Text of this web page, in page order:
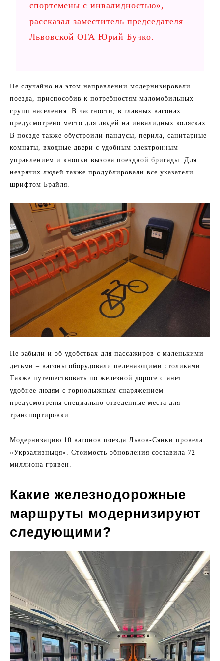
спортсмены с инвалидностью», –
рассказал заместитель председателя
Львовской ОГА Юрий Бучко.
Не случайно на этом направлении модернизировали
поезда, приспособив к потребностям маломобильных
групп населения. В частности, в главных вагонах
предусмотрено место для людей на инвалидных колясках.
В поезде также обустроили пандусы, перила, санитарные
комнаты, входные двери с удобным электронным
управлением и кнопки вызова поездной бригады. Для
незрячих людей также продублировали все указатели
шрифтом Брайля.
Не забыли и об удобствах для пассажиров с маленькими
детьми – вагоны оборудовали пеленающими столиками.
Также путешествовать по железной дороге станет
удобнее людям с горнолыжным снаряжением –
предусмотрены специально отведенные места для
транспортировки.
Модернизацию 10 вагонов поезда Львов-Сянки провела
«Укрзализныця». Стоимость обновления составила 72
миллиона гривен.
Какие железнодорожные
маршруты модернизируют
следующими?